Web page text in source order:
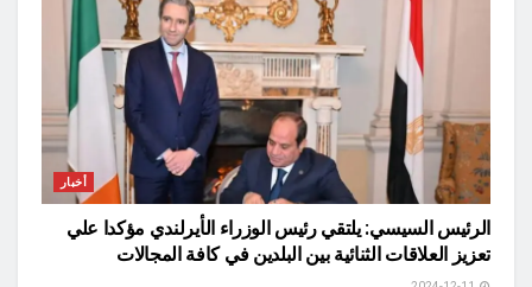
أخبار
الرئيس السيسي: يلتقي رئيس الوزراء الأيرلندي مؤكدا علي
تعزيز العلاقات الثنائية بين البلدين في كافة المجالات